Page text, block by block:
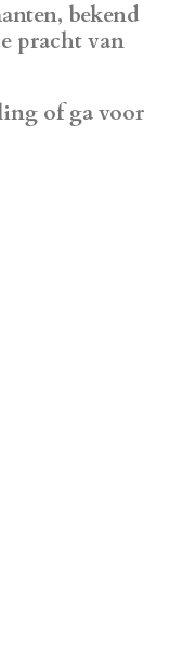
, bekend
pracht van
of ga voor